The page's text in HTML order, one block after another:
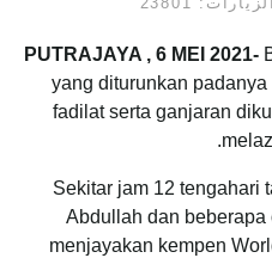
PUTRAJAYA , 6 MEI 2021-
yang diturunkan
fadilat serta ganjaran
Sekitar jam 12 tengahari
Abdullah dan beberapa
menjayakan kempen